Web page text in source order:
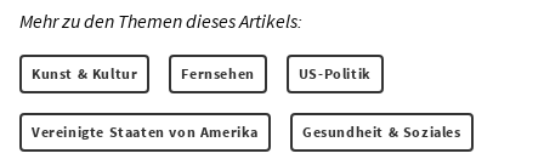
Mehr zu den Themen dieses Artikels:
Kunst & Kultur Fernsehen US-Politik
Vereinigte Staaten von Amerika Gesundheit & Soziales